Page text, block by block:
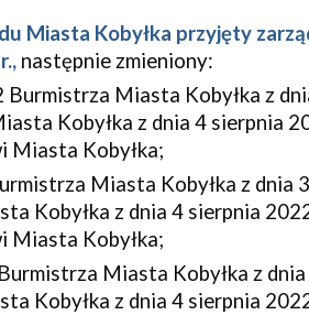
Miasta Kobyłka przyjęty
następnie zmieniony:
Burmistrza Miasta Kobyłka z
Kobyłka z dnia 4 sierpnia
Miasta Kobyłka;
Miasta Kobyłka z dnia
Kobyłka z dnia 4 sierpnia
Miasta Kobyłka;
Miasta Kobyłka z
Kobyłka z dnia 4 sierpnia